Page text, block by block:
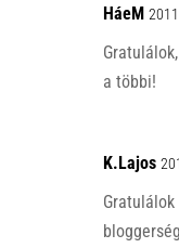
o
k
HáeM
a többi!
K.Lajos